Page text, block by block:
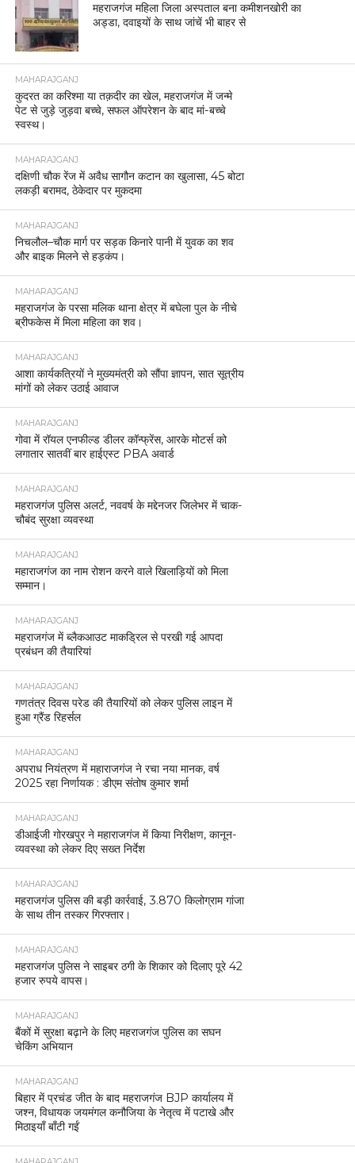
महराजगंज महिला जिला अस्पताल बना कमीशनखोरी का
अड्डा, दवाइयों के साथ जांचें भी बाहर से
MAHARAJGANJ
कुदरत का करिश्मा या तक़दीर का खेल, महराजगंज में जन्मे
पेट से जुड़े जुड़वा बच्चे, सफल ऑपरेशन के बाद मां-बच्चे
स्वस्थ।
MAHARAJGANJ
दक्षिणी चौक रेंज में अवैध सागौन कटान का खुलासा, 45 बोटा
लकड़ी बरामद, ठेकेदार पर मुकदमा
MAHARAJGANJ
निचलौल–चौक मार्ग पर सड़क किनारे पानी में युवक का शव
और बाइक मिलने से हड़कंप।
MAHARAJGANJ
महराजगंज के परसा मलिक थाना क्षेत्र में बघेला पुल के नीचे
ब्रीफकेस में मिला महिला का शव।
MAHARAJGANJ
आशा कार्यकत्रियों ने मुख्यमंत्री को सौंपा ज्ञापन, सात सूत्रीय
मांगों को लेकर उठाई आवाज
MAHARAJGANJ
गोवा में रॉयल एनफील्ड डीलर कॉन्फ्रेंस, आरके मोटर्स को
लगातार सातवीं बार हाईएस्ट PBA अवार्ड
MAHARAJGANJ
महराजगंज पुलिस अलर्ट, नववर्ष के मद्देनजर जिलेभर में चाक-
चौबंद सुरक्षा व्यवस्था
MAHARAJGANJ
महाराजगंज का नाम रोशन करने वाले खिलाड़ियों को मिला
सम्मान।
MAHARAJGANJ
महराजगंज में ब्लैकआउट माकड्रिल से परखी गई आपदा
प्रबंधन की तैयारियां
MAHARAJGANJ
गणतंत्र दिवस परेड की तैयारियों को लेकर पुलिस लाइन में
हुआ ग्रैंड रिहर्सल
MAHARAJGANJ
अपराध नियंत्रण में महाराजगंज ने रचा नया मानक, वर्ष
2025 रहा निर्णायक : डीएम संतोष कुमार शर्मा
MAHARAJGANJ
डीआईजी गोरखपुर ने महाराजगंज में किया निरीक्षण, कानून-
व्यवस्था को लेकर दिए सख्त निर्देश
MAHARAJGANJ
महराजगंज पुलिस की बड़ी कार्रवाई, 3.870 किलोग्राम गांजा
के साथ तीन तस्कर गिरफ्तार।
MAHARAJGANJ
महराजगंज पुलिस ने साइबर ठगी के शिकार को दिलाए पूरे 42
हजार रुपये वापस।
MAHARAJGANJ
बैंकों में सुरक्षा बढ़ाने के लिए महराजगंज पुलिस का सघन
चेकिंग अभियान
MAHARAJGANJ
बिहार में प्रचंड जीत के बाद महराजगंज BJP कार्यालय में
जश्न, विधायक जयमंगल कनौजिया के नेतृत्व में पटाखे और
मिठाइयाँ बाँटी गईं